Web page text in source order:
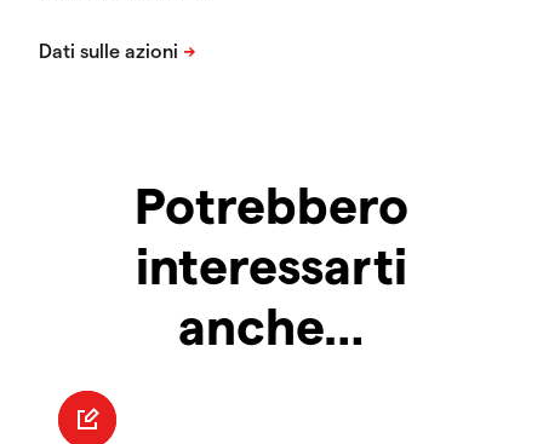
Potrebbero
interessarti
anche…